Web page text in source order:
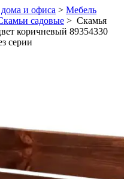
и офиса > Мебель
садовые > Скамья
коричневый 89354330
серии